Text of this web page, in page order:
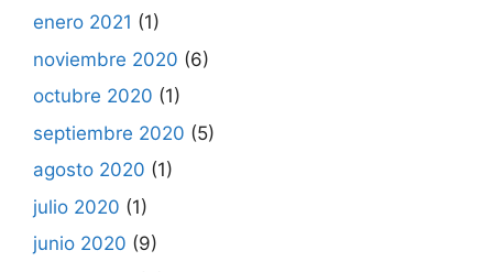
enero 2021 (1)
noviembre 2020 (6)
octubre 2020 (1)
septiembre 2020 (5)
agosto 2020 (1)
julio 2020 (1)
junio 2020 (9)